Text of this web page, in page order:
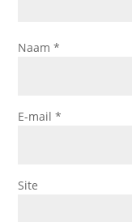
Naam*
E-mail*
Site